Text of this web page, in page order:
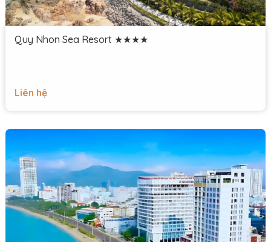
Quy Nhon Sea Resort ★★★★
Liên hệ